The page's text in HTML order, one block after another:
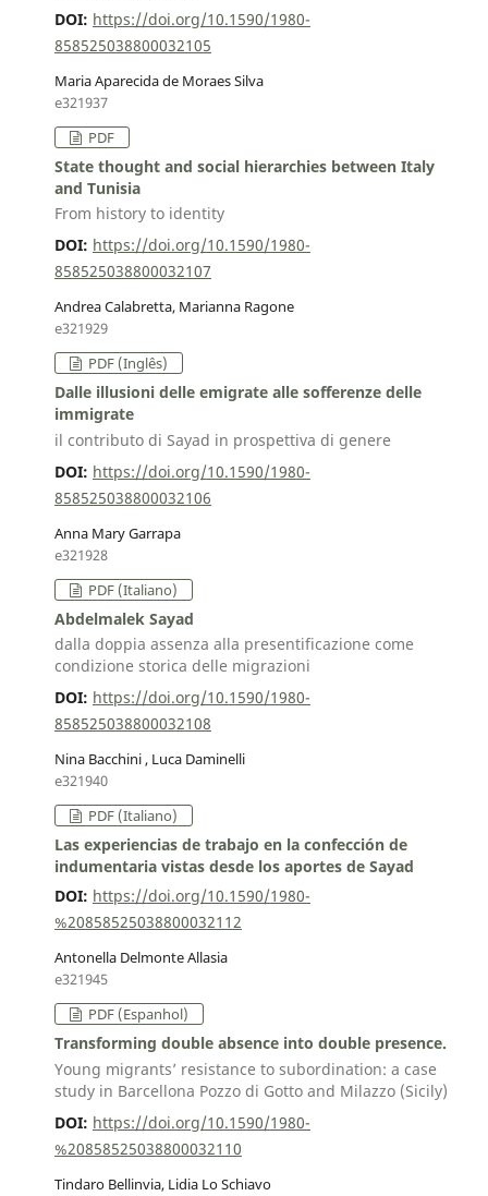
DOI: https://doi.org/10.1590/1980-
858525038800032105
Maria Aparecida de Moraes Silva
e321937
PDF
State thought and social hierarchies between Italy
and Tunisia
From history to identity
DOI: https://doi.org/10.1590/1980-
858525038800032107
Andrea Calabretta, Marianna Ragone
e321929
PDF (Inglês)
Dalle illusioni delle emigrate alle sofferenze delle
immigrate
il contributo di Sayad in prospettiva di genere
DOI: https://doi.org/10.1590/1980-
858525038800032106
Anna Mary Garrapa
e321928
PDF (Italiano)
Abdelmalek Sayad
dalla doppia assenza alla presentificazione come
condizione storica delle migrazioni
DOI: https://doi.org/10.1590/1980-
858525038800032108
Nina Bacchini , Luca Daminelli
e321940
PDF (Italiano)
Las experiencias de trabajo en la confección de
indumentaria vistas desde los aportes de Sayad
DOI: https://doi.org/10.1590/1980-
%20858525038800032112
Antonella Delmonte Allasia
e321945
PDF (Espanhol)
Transforming double absence into double presence.
Young migrants’ resistance to subordination: a case
study in Barcellona Pozzo di Gotto and Milazzo (Sicily)
DOI: https://doi.org/10.1590/1980-
%20858525038800032110
Tindaro Bellinvia, Lidia Lo Schiavo